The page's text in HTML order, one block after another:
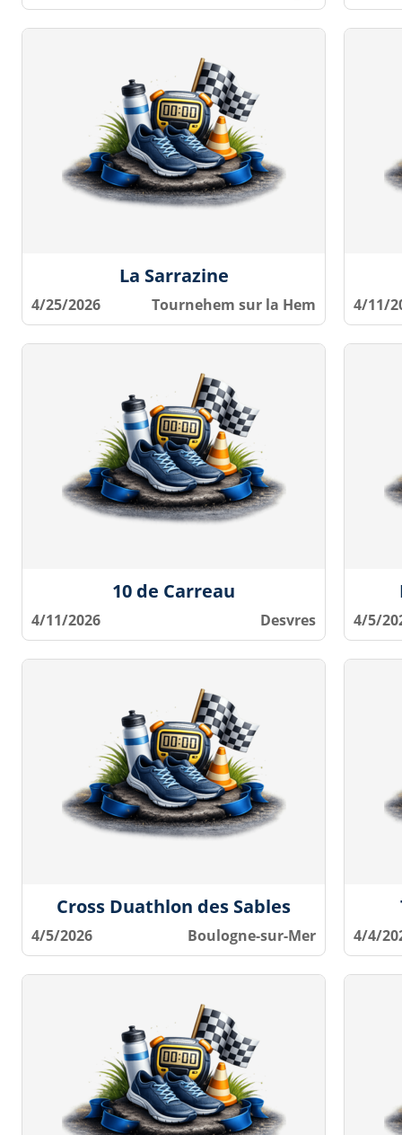
La Sarrazine
4/25/2026 Tournehem sur la Hem 4/11/
10 de Carreau
4/11/2026 Desvres 4/5/
Cross Duathlon des Sables
4/5/2026 Boulogne-sur-Mer 4/4/